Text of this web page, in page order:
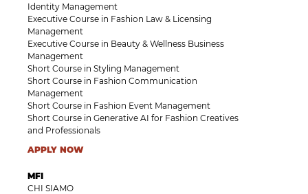
Identity Management
Executive Course in Fashion Law & Licensing
Management
Executive Course in Beauty & Wellness Business
Management
Short Course in Styling Management
Short Course in Fashion Communication
Management
Short Course in Fashion Event Management
Short Course in Generative AI for Fashion Creatives
and Professionals
APPLY NOW
MFI
CHI SIAMO